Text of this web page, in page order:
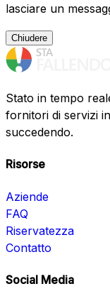
lasciare un
Chiudere
Stato in tempo
fornitori di servizi
succedendo.
Risorse
Aziende
FAQ
Riservatezza
Contatto
Social Media